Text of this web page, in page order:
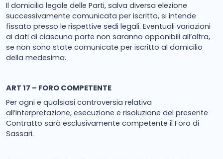
Il domicilio legale delle Parti, salva diversa elezione
successivamente comunicata per iscritto, si intende
fissato presso le rispettive sedi legali. Eventuali variazioni
ai dati di ciascuna parte non saranno opponibili all’altra,
se non sono state comunicate per iscritto al domicilio
della medesima.
ART 17 – FORO COMPETENTE
Per ogni e qualsiasi controversia relativa
all’interpretazione, esecuzione e risoluzione del presente
Contratto sarà esclusivamente competente il Foro di
Sassari.